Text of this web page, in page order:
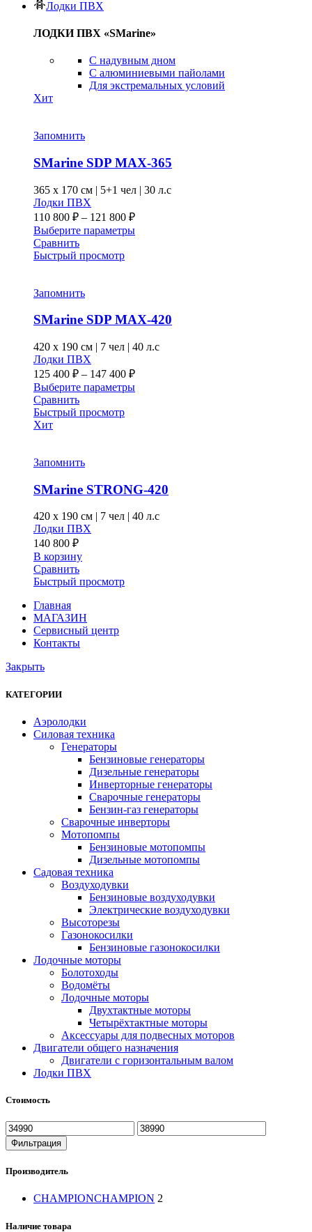
Лодки ПВХ
ЛОДКИ ПВХ «SMarine»
C надувным дном
C алюминиевыми пайолами
Для экстремальных условий
Хит
Запомнить
SMarine SDP MAX-365
365 x 170 см | 5+1 чел | 30 л.с
Лодки ПВХ
110 800 ₽ – 121 800 ₽Диапазон
цен:
Выберите параметрыЭтот
выбрать
странице
Сравнить
Быстрый просмотр
Запомнить
SMarine SDP MAX-420
420 x 190 см | 7 чел | 40 л.с
Лодки ПВХ
125 400 ₽ – 147 400 ₽Диапазон
цен:
Выберите параметрыЭтот
на
странице
товара.
Сравнить
Быстрый просмотр
Хит
Запомнить
SMarine STRONG-420
420 x 190 см | 7 чел | 40 л.с
Лодки ПВХ
140 800 ₽
В корзину
Сравнить
Быстрый просмотр
Главная
МАГАЗИН
Сервисный центр
Контакты
Закрыть
КАТЕГОРИИ
Аэролодки
Силовая техника
Генераторы
Бензиновые генераторы
Дизельные генераторы
Инверторные генераторы
Сварочные генераторы
Бензин-газ генераторы
Сварочные инверторы
Мотопомпы
Бензиновые мотопомпы
Дизельные мотопомпы
Садовая техника
Воздуходувки
Бензиновые воздуходувки
Электрические воздуходувки
Высоторезы
Газонокосилки
Бензиновые газонокосилки
Лодочные моторы
Болотоходы
Водомёты
Лодочные моторы
Двухтактные моторы
Четырёхтактные моторы
Аксессуары для подвесных моторов
Двигатели общего назначения
Двигатели с горизонтальным валом
Лодки ПВХ
Стоимость
Минимальная
цена
Максимальная
цена
Фильтрация
Производитель
CHAMPIONCHAMPION 2
Наличие товара